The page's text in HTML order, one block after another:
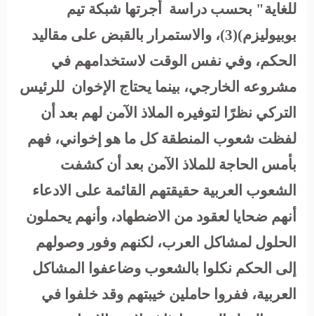
للغاية" بحسب دراسة أجرتها شبكة تيم
بوبيوليزم)(3)، والاستمرار بالقبض على مقاليد
الحكم، وفي نفس الوقت لاستخدامهم في
مشروعه الخارجي، بينما يحتاج الإخوان للرئيس
التركي نظرًا لتوفيره الملاذ الآمن لهم بعد أن
لفظت شعوب المنطقة كل ما هو إخواني، فهم
بأمس الحاجة للملاذ الآمن بعد أن كشفت
الشعوب العربية حقيقتهم القائمة على الادعاء
أنهم ضحايا لعقود من الاضطهاد، وأنهم يحملون
الحلول لمشاكل العرب، لكنهم وفور وصولهم
إلى الحكم نكلوا بالشعوب وضاعفوا المشاكل
العربية، ففروا حاملين خيبتهم وقد خلفوا في